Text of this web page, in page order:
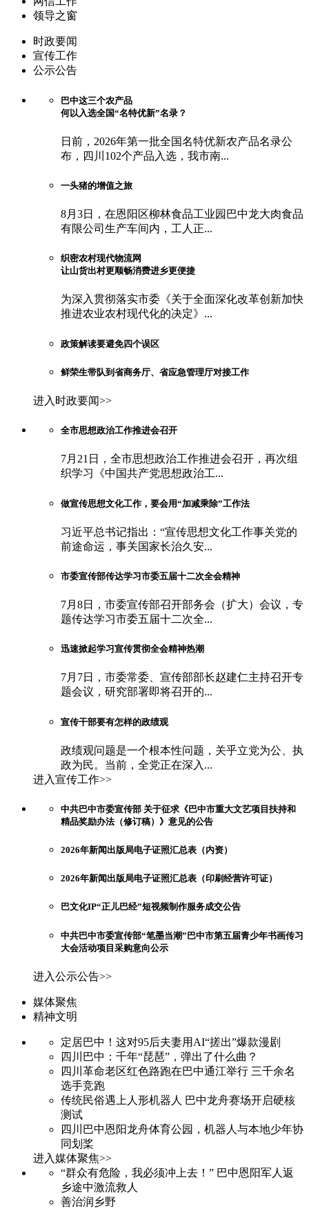
领导之窗
时政要闻
宣传工作
公示公告
巴中这三个农产品
何以入选全国“名特优新”名录？
日前，2026年第一批全国名特优新农产品名录公
布，四川102个产品入选，我市南...
一头猪的增值之旅
8月3日，在恩阳区柳林食品工业园巴中龙大肉食品
有限公司生产车间内，工人正...
织密农村现代物流网
让山货出村更顺畅消费进乡更便捷
为深入贯彻落实市委《关于全面深化改革创新加快
推进农业农村现代化的决定》...
政策解读要避免四个误区
鲜荣生带队到省商务厅、省应急管理厅对接工作
进入时政要闻>>
全市思想政治工作推进会召开
7月21日，全市思想政治工作推进会召开，再次组
织学习《中国共产党思想政治工...
做宣传思想文化工作，要会用“加减乘除”工作法
习近平总书记指出：“宣传思想文化工作事关党的
前途命运，事关国家长治久安...
市委宣传部传达学习市委五届十二次全会精神
7月8日，市委宣传部召开部务会（扩大）会议，专
题传达学习市委五届十二次全...
迅速掀起学习宣传贯彻全会精神热潮
7月7日，市委常委、宣传部部长赵建仁主持召开专
题会议，研究部署即将召开的...
宣传干部要有怎样的政绩观
政绩观问题是一个根本性问题，关乎立党为公、执
政为民。当前，全党正在深入...
进入宣传工作>>
中共巴中市委宣传部 关于征求《巴中市重大文艺项目扶持和
精品奖励办法（修订稿）》意见的公告
2026年新闻出版局电子证照汇总表（内资）
2026年新闻出版局电子证照汇总表（印刷经营许可证）
巴文化IP“正儿巴经”短视频制作服务成交公告
中共巴中市委宣传部“笔墨当潮”巴中市第五届青少年书画传习
大会活动项目采购意向公示
进入公示公告>>
媒体聚焦
精神文明
定居巴中！这对95后夫妻用AI“搓出”爆款漫剧
四川巴中：千年“琵琶”，弹出了什么曲？
四川革命老区红色路跑在巴中通江举行 三千余名
选手竞跑
传统民俗遇上人形机器人 巴中龙舟赛场开启硬核
测试
四川巴中恩阳龙舟体育公园，机器人与本地少年协
同划桨
进入媒体聚焦>>
“群众有危险，我必须冲上去！” 巴中恩阳军人返
乡途中激流救人
善治润乡野